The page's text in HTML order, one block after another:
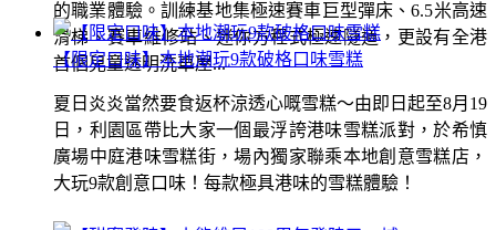
的職業體驗。訓練基地集極速賽車巨型彈床、6.5米高速
滑梯、賽車維修站、迷你方程式極速隧道，更設有全港
首個兒童透明洗車屋...
【限定口味】本地潮玩9款破格口味雪糕
夏日炎炎當然要食返杯涼透心嘅雪糕～由即日起至8月19
日，利園區帶比大家一個最浮誇港味雪糕派對，於希慎
廣場中庭港味雪糕街，場內獨家聯乘本地創意雪糕店，
大玩9款創意口味！每款極具港味的雪糕體驗！